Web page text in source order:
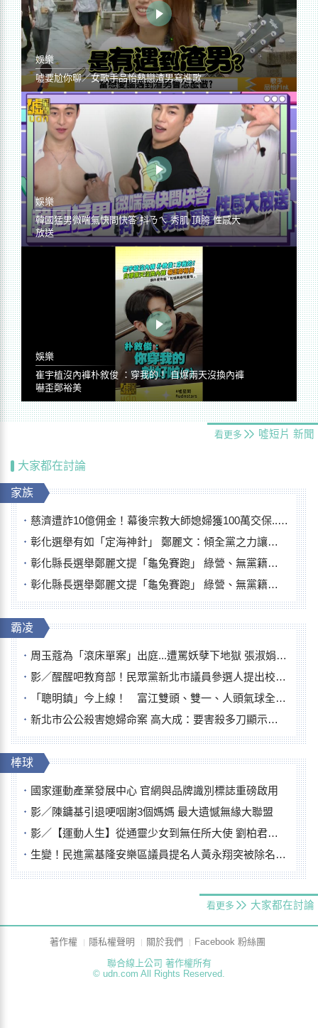
娛樂
噓要尬你聊／女歌手品怡熱戀渣男寫進歌
娛樂
韓國猛男微喘氣快問快答 抖ㄋㄟ 秀肌 頂胯 性感大
放送
娛樂
崔宇植沒內褲朴敘俊 ：穿我的！ 自爆兩天沒換內褲
嚇歪鄭裕美
看更多 噓短片 新聞
大家都在討論
家族
慈濟遭詐10億佣金！幕後宗教大師媳婦獲100萬交保...快步奔離不發一語
彰化選舉有如「定海神針」 鄭麗文：傾全黨之力讓彰化贏
彰化縣長選舉鄭麗文提「龜兔賽跑」 綠營、無黨籍忙否認是烏龜
彰化縣長選舉鄭麗文提「龜兔賽跑」 綠營、無黨籍忙否認是烏龜
霸凌
周玉蔻為「滾床單案」出庭...遭罵妖孽下地獄 張淑娟批：舌頭殺人有罪
影／醒醒吧教育部！民眾黨新北市議員參選人提出校園反毒防線升級政見
「聰明鎮」今上線！ 富江雙頭、雙一、人頭氣球全登場
新北市公公殺害媳婦命案 高大成：要害殺多刀顯示怨恨深
棒球
國家運動產業發展中心 官網與品牌識別標誌重磅啟用
影／陳鏞基引退哽咽謝3個媽媽 最大遺憾無緣大聯盟
影／【運動人生】從通靈少女到無任所大使 劉柏君女裁判人生國際發光
生變！民進黨基隆安樂區議員提名人黃永翔突被除名 將另提他人
看更多 大家都在討論
著作權 隱私權聲明 關於我們
Facebook 粉絲團
聯合線上公司 著作權所有
© udn.com All Rights Reserved.